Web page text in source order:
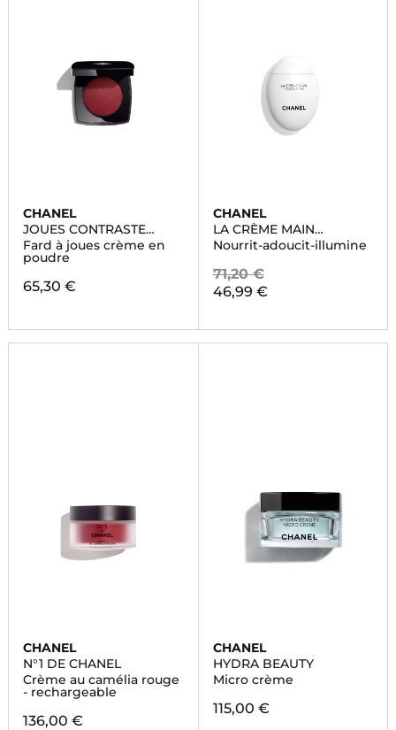
CHANEL
JOUES CONTRASTE
INTENSE
Fard à joues crème en
poudre
65,30 €
CHANEL
LA CRÈME MAIN
TEXTURE RICHE
Nourrit-adoucit-illumine
71,20 €
46,99 €
CHANEL
N°1 DE CHANEL
Crème au camélia rouge
- rechargeable
136,00 €
CHANEL
HYDRA BEAUTY
Micro crème
115,00 €